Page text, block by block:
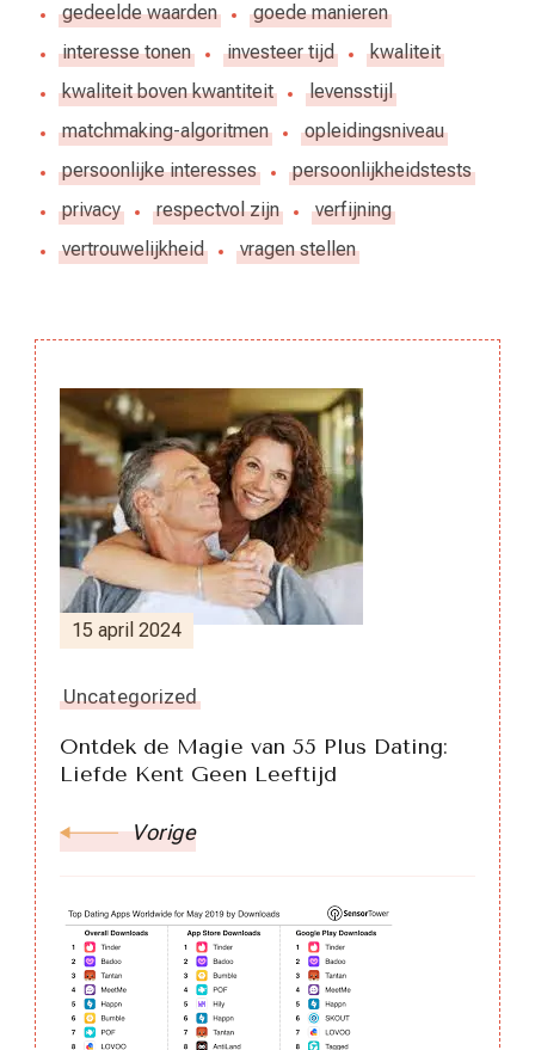
gedeelde waarden
goede manieren
interesse tonen
investeer tijd
kwaliteit
kwaliteit boven kwantiteit
levensstijl
matchmaking-algoritmen
opleidingsniveau
persoonlijke interesses
persoonlijkheidstests
privacy
respectvol zijn
verfijning
vertrouwelijkheid
vragen stellen
Berichtnavigatie
15 april 2024
Uncategorized
Ontdek de Magie van 55 Plus Dating:
Liefde Kent Geen Leeftijd
Vorige